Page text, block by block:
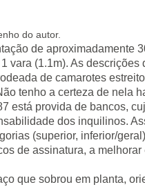
do autor.
de aproximadamente
vara (1.1m). As
de camarotes
tenho a certeza de nela
está provida de bancos,
dos inquilinos.
(superior, inferior/
de assinatura, a
que sobrou em planta,